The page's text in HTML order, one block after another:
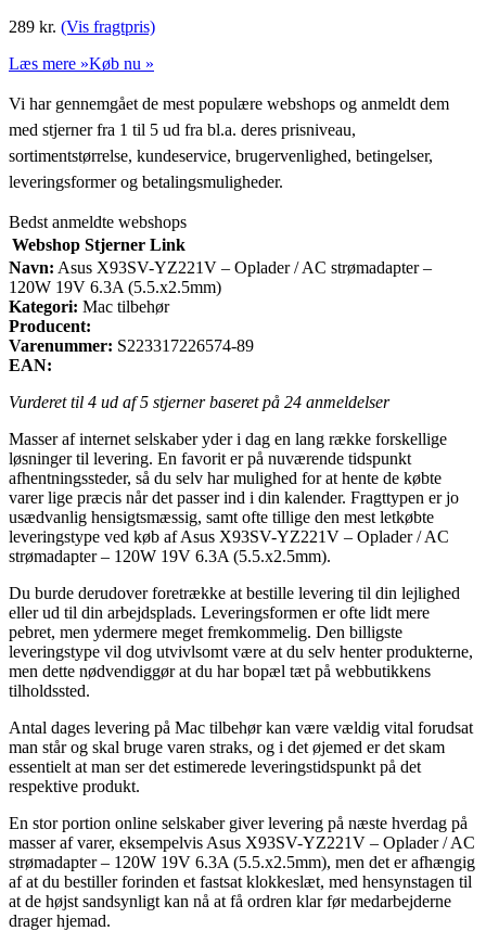
289 kr. (Vis fragtpris)
Læs mere »Køb nu »
Vi har gennemgået de mest populære webshops og anmeldt dem
med stjerner fra 1 til 5 ud fra bl.a. deres prisniveau,
sortimentstørrelse, kundeservice, brugervenlighed, betingelser,
leveringsformer og betalingsmuligheder.
Bedst anmeldte webshops
Webshop Stjerner Link
Navn: Asus X93SV-YZ221V – Oplader / AC strømadapter –
120W 19V 6.3A (5.5.x2.5mm)
Kategori: Mac tilbehør
Producent:
Varenummer: S223317226574-89
EAN:
Vurderet til 4 ud af 5 stjerner baseret på 24 anmeldelser
Masser af internet selskaber yder i dag en lang række forskellige
løsninger til levering. En favorit er på nuværende tidspunkt
afhentningssteder, så du selv har mulighed for at hente de købte
varer lige præcis når det passer ind i din kalender. Fragttypen er jo
usædvanlig hensigtsmæssig, samt ofte tillige den mest letkøbte
leveringstype ved køb af Asus X93SV-YZ221V – Oplader / AC
strømadapter – 120W 19V 6.3A (5.5.x2.5mm).
Du burde derudover foretrække at bestille levering til din lejlighed
eller ud til din arbejdsplads. Leveringsformen er ofte lidt mere
pebret, men ydermere meget fremkommelig. Den billigste
leveringstype vil dog utvivlsomt være at du selv henter produkterne,
men dette nødvendiggør at du har bopæl tæt på webbutikkens
tilholdssted.
Antal dages levering på Mac tilbehør kan være vældig vital forudsat
man står og skal bruge varen straks, og i det øjemed er det skam
essentielt at man ser det estimerede leveringstidspunkt på det
respektive produkt.
En stor portion online selskaber giver levering på næste hverdag på
masser af varer, eksempelvis Asus X93SV-YZ221V – Oplader / AC
strømadapter – 120W 19V 6.3A (5.5.x2.5mm), men det er afhængig
af at du bestiller forinden et fastsat klokkeslæt, med hensynstagen til
at de højst sandsynligt kan nå at få ordren klar før medarbejderne
drager hjemad.